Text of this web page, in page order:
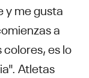
y me gusta
a
es lo
Atletas